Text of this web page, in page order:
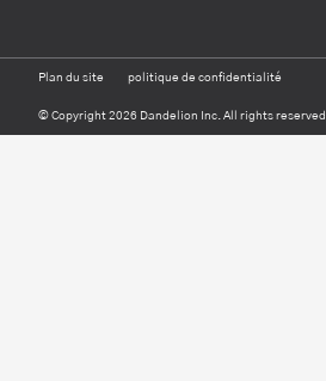
Plan du site politique de confidentialité
© Copyright 2026 Dandelion Inc. All rights reserved.